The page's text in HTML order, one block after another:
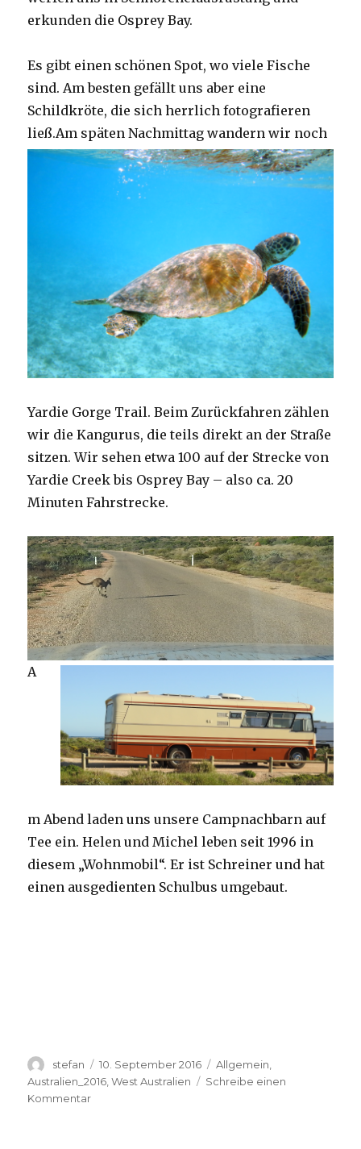
erkunden die Osprey Bay.
Es gibt einen schönen Spot, wo viele Fische
sind. Am besten gefällt uns aber eine
Schildkröte, die sich herrlich fotografieren
ließ.Am späten Nachmittag wandern wir noch
Yardie Gorge Trail. Beim Zurückfahren zählen
wir die Kangurus, die teils direkt an der Straße
sitzen. Wir sehen etwa 100 auf der Strecke von
Yardie Creek bis Osprey Bay – also ca. 20
Minuten Fahrstrecke.
A
m Abend laden uns unsere Campnachbarn auf
Tee ein. Helen und Michel leben seit 1996 in
diesem „Wohnmobil“. Er ist Schreiner und hat
einen ausgedienten Schulbus umgebaut.
Autor
stefan
Veröffentlicht
am
10. September 2016 Kategorien
Allgemein
Australien_2016 ,West Australien
Schreibe einen
Kommentarzu